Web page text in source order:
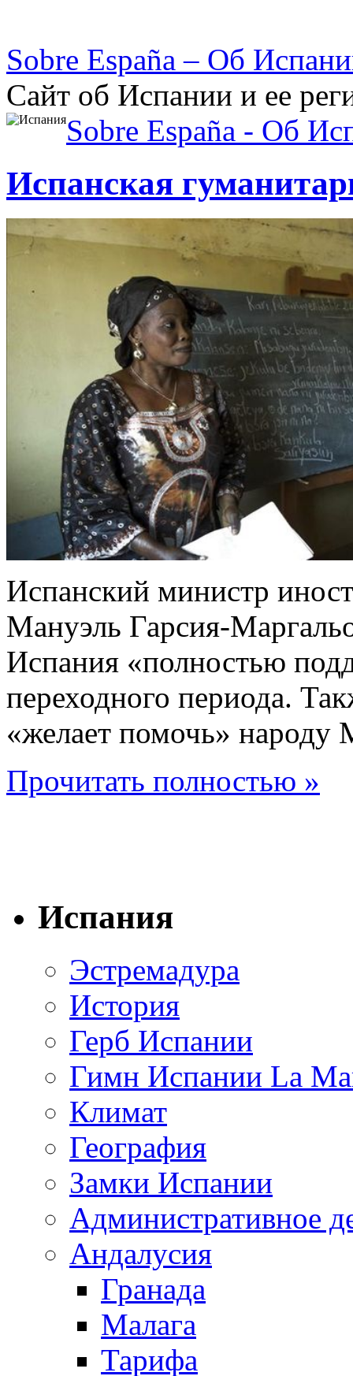
Sobre España – Об
Сайт об Испании и ее
Sobre España - Об
Испанская
Испанский министр
Мануэль Гарсия-
Испания «полностью
переходного периода.
«желает помочь» народу
Прочитать полностью »
Испания
Эстремадура
История
Герб Испании
Гимн Испании La
Климат
География
Замки Испании
Административное
Андалусия
Гранада
Малага
Тарифа